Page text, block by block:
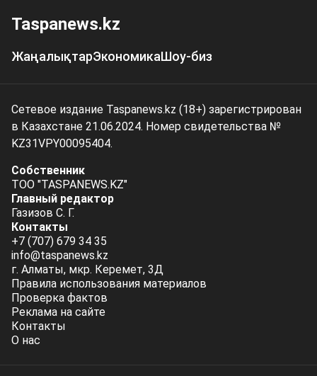
Taspanews.kz
ЖаңалықтарЭкономикаШоу-биз
Сетевое издание Taspanews.kz (18+) зарегистрирован
в Казахстане 21.06.2024. Номер свидетельства №
KZ31VPY00095404.
Собственник
ТОО "TASPANEWS.KZ"
Главный редактор
Газизов С. Г.
Контакты
+7 (707) 679 34 35
info@taspanews.kz
г. Алматы, мкр. Керемет, 3Д
Правила использования материалов
Проверка фактов
Реклама на сайте
Контакты
О нас